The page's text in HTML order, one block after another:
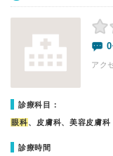
アク
診療科目：
眼科、皮膚科、美容皮膚科
診療時間